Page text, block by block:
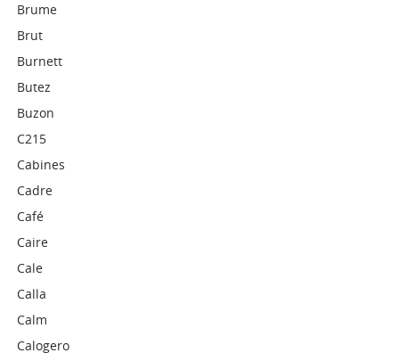
Brume
Brut
Burnett
Butez
Buzon
C215
Cabines
Cadre
Café
Caire
Cale
Calla
Calm
Calogero